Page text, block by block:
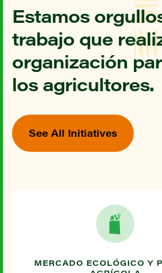
Estamos
trabajo que
organización
los agricultores.
See All Initiatives
MERCADO ECOLÓGICO Y